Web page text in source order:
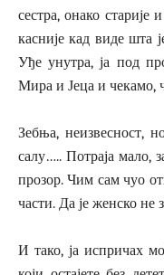
сестра, онако старије
касније кад виде шта
Уђе унутра, ја под
Мира и Јеца и чекамо,
Зебња, неизвесност,
салу….. Потраја мало,
прозор. Чим сам чуо
части. Да је женско
И тако, ја испричах